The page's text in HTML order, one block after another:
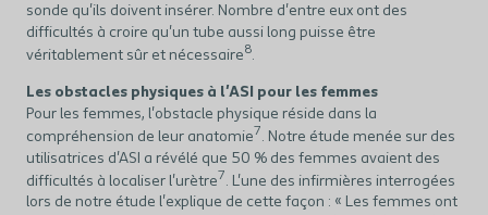
sonde qu'ils doivent insérer. Nombre d'entre eux ont des
difficultés à croire qu'un tube aussi long puisse être
véritablement sûr et nécessaire8.
Les obstacles physiques à l'ASI pour les femmes
Pour les femmes, l'obstacle physique réside dans la
compréhension de leur anatomie7. Notre étude menée sur des
utilisatrices d'ASI a révélé que 50 % des femmes avaient des
difficultés à localiser l'urètre7. L'une des infirmières interrogées
lors de notre étude l'explique de cette façon : « Les femmes ont